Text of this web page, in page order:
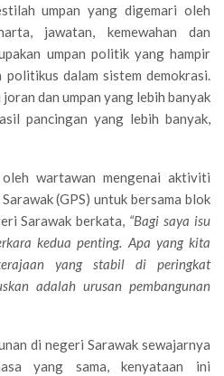
umpan yang digemari oleh
jawatan, kemewahan dan
umpan politik yang hampir
dalam sistem demokrasi.
dan umpan yang lebih banyak
pancingan yang lebih banyak,
wartawan mengenai aktiviti
(GPS) untuk bersama blok
Sarawak berkata, “Bagi saya isu
kedua penting. Apa yang kita
yang stabil di peringkat
adalah urusan pembangunan
di negeri Sarawak sewajarnya
yang sama, kenyataan ini